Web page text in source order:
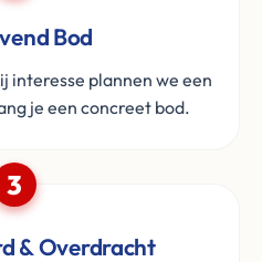
Bod
interesse plannen we een
je een concreet bod.
3
& Overdracht